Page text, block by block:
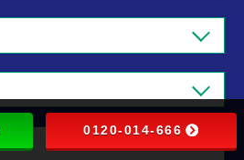
0120-014-666